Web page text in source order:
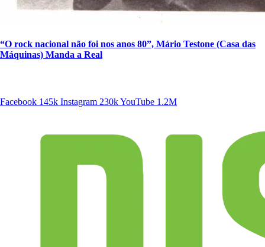
“O rock nacional não foi nos anos 80”, Mário Testone (Casa das
Máquinas) Manda a Real
Facebook 145k Instagram 230kYouTube 1.2M